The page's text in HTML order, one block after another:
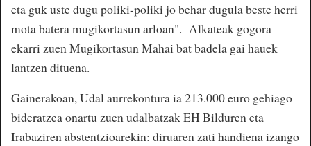
eta guk uste dugu poliki-poliki jo behar dugula beste herri
mota batera mugikortasun arloan". Alkateak gogora
ekarri zuen Mugikortasun Mahai bat badela gai hauek
lantzen dituena.
Gainerakoan, Udal aurrekontura ia 213.000 euro gehiago
bideratzea onartu zuen udalbatzak EH Bilduren eta
Irabaziren abstentzioarekin: diruaren zati handiena izango